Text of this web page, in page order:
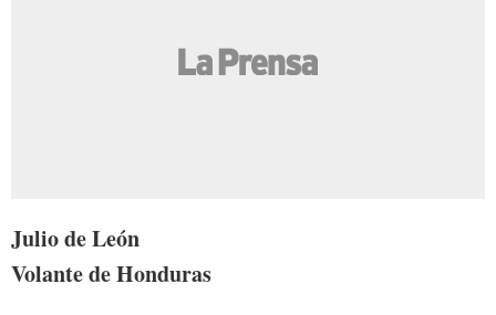
Julio de León
Volante de Honduras